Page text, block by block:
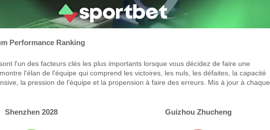
Performance Ranking
l'un des facteurs clés les plus importants lorsque vous décidez de faire une
l'élan de l'équipe qui comprend les victoires, les nuls, les défaites, la capacité
la pression de l'équipe et la propension à faire des erreurs. Mis à jour à chaque
Shenzhen 2028 Guizhou Zhucheng